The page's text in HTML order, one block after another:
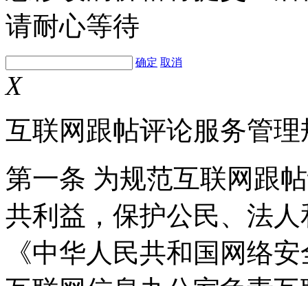
请耐心等待
确定 取消
X
互联网跟帖评论服务管理
第一条 为规范互联网跟
共利益，保护公民、法
《中华人民共和国网络